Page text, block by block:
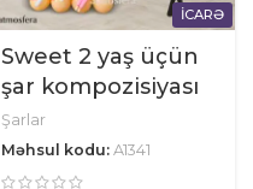
İCARƏ
Sweet 2 yaş üçün
şar kompozisiyası
Şarlar
Məhsul kodu: A1341